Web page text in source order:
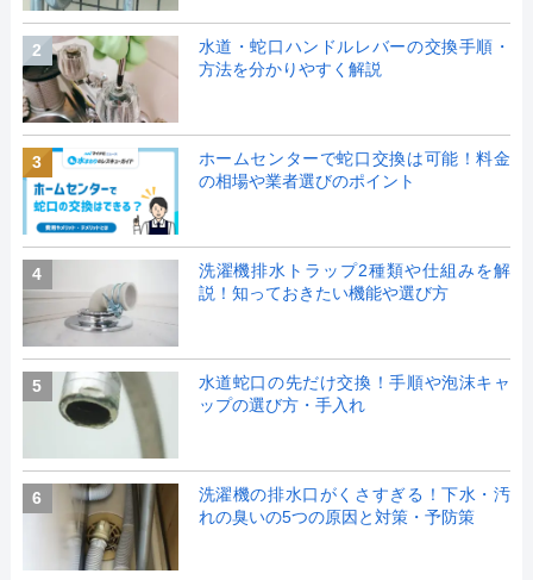
2
水道・蛇口ハンドルレバーの交換手順・
方法を分かりやすく解説
3
ホームセンターで蛇口交換は可能！料金
の相場や業者選びのポイント
4
洗濯機排水トラップ2種類や仕組みを解
説！知っておきたい機能や選び方
5
水道蛇口の先だけ交換！手順や泡沫キャ
ップの選び方・手入れ
6
洗濯機の排水口がくさすぎる！下水・汚
れの臭いの5つの原因と対策・予防策